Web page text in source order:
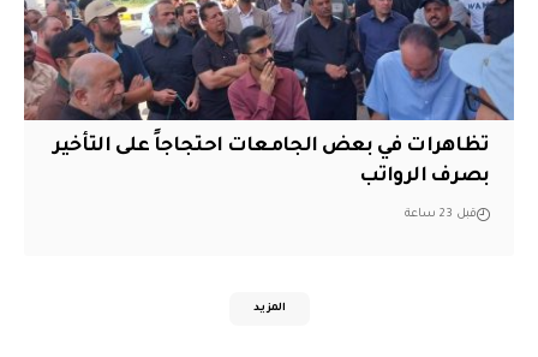
تظاهرات في بعض الجامعات احتجاجاً على التأخير
بصرف الرواتب
قبل 23 ساعة
المزيد